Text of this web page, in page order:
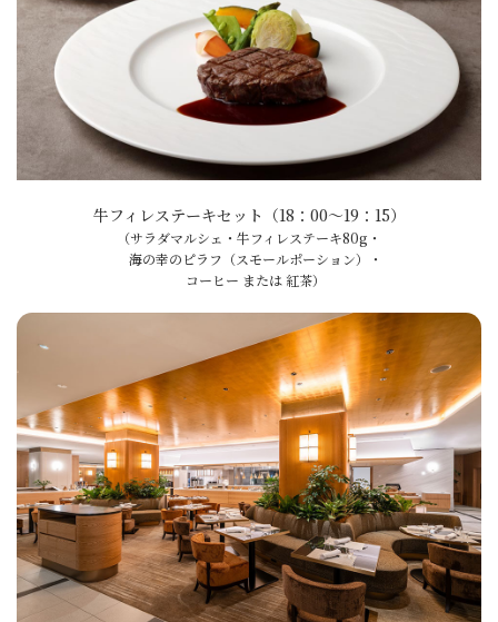
牛フィレステーキセット（18：00～19：15）
（サラダマルシェ・牛フィレステーキ80g・
海の幸のピラフ（スモールポーション）・
コーヒー または 紅茶）